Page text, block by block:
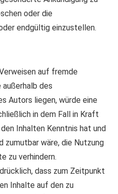
oder die
endgültig einzustellen.
auf fremde
außerhalb des
Autors liegen, würde eine
in dem Fall in Kraft
Inhalten Kenntnis hat und
zumutbar wäre, die Nutzung
zu verhindern.
dass zum Zeitpunkt
Inhalte auf den zu